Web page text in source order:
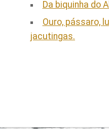
Da biquinha do
Ouro, pássaro,
jacutingas.